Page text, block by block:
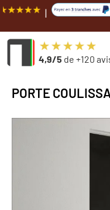
4,9/5 de +120
PORTE